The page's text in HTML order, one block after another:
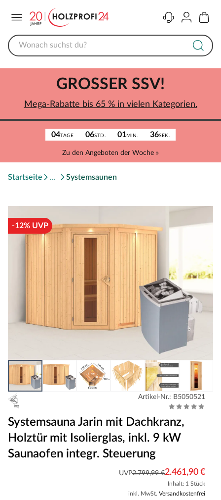
KontaktKonto
04TAGE 06STD. 01MIN. 36SEK.
Zu den Angeboten der Woche »
GROSSER SSV!
Mega-Rabatte bis 65 % in vielen Kategorien.
Startseite Systemsaunen
-12% UVP
Artikel-Nr.: B5050521
Systemsauna Jarin mit Dachkranz,
Holztür mit Isolierglas, inkl. 9 kW
Saunaofen integr. Steuerung
UVP2.799,99 €2.461,90 €
Inhalt: 1 Stück
inkl. MwSt. Versandkostenfrei